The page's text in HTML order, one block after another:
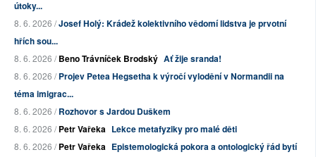
útoky...
8. 6. 2026 /Josef Holý: Krádež kolektivního vědomí lidstva je prvotní
hřích sou...
8. 6. 2026 /Beno Trávníček Brodský Ať žije sranda!
8. 6. 2026 /Projev Petea Hegsetha k výročí vylodění v Normandii na
téma imigrac...
8. 6. 2026 /Rozhovor s Jardou Duškem
8. 6. 2026 /Petr Vařeka Lekce metafyziky pro malé děti
8. 6. 2026 /Petr Vařeka Epistemologická pokora a ontologický řád bytí